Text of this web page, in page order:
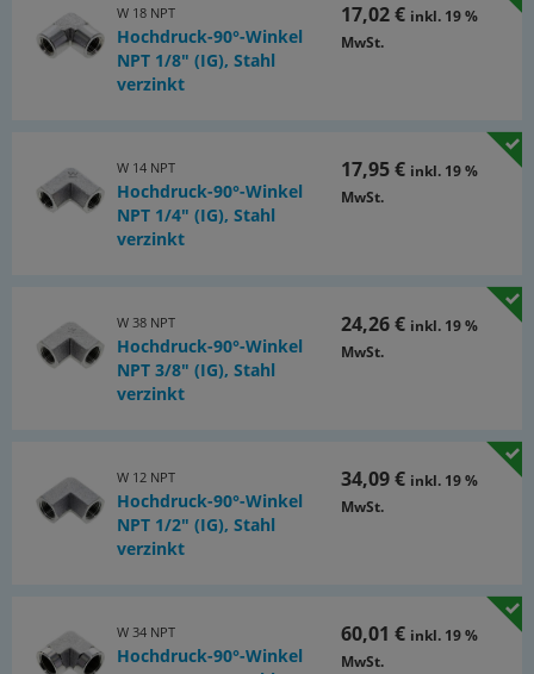
W 18 NPT
Hochdruck-90°-Winkel
NPT 1/8" (IG), Stahl
verzinkt
17,02 € inkl. 19 %
MwSt.
W 14 NPT
Hochdruck-90°-Winkel
NPT 1/4" (IG), Stahl
verzinkt
17,95 € inkl. 19 %
MwSt.
W 38 NPT
Hochdruck-90°-Winkel
NPT 3/8" (IG), Stahl
verzinkt
24,26 € inkl. 19 %
MwSt.
W 12 NPT
Hochdruck-90°-Winkel
NPT 1/2" (IG), Stahl
verzinkt
34,09 € inkl. 19 %
MwSt.
W 34 NPT
Hochdruck-90°-Winkel
60,01 € inkl. 19 %
MwSt.